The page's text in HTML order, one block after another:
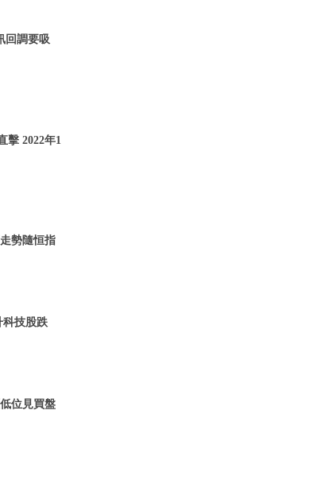
回調要吸
擊 2022年1
勢隨恒指
科技股跌
位見買盤